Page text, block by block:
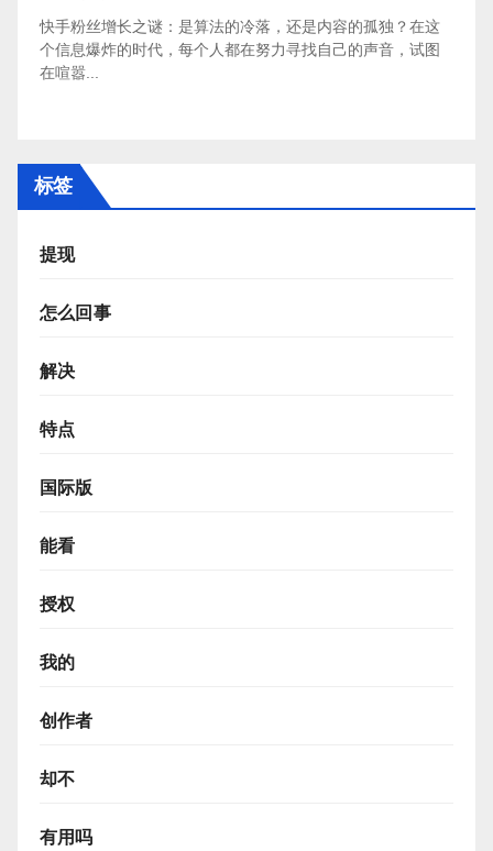
快手粉丝增长之谜：是算法的冷落，还是内容的孤独？在这
个信息爆炸的时代，每个人都在努力寻找自己的声音，试图
在喧嚣...
标签
提现
怎么回事
解决
特点
国际版
能看
授权
我的
创作者
却不
有用吗